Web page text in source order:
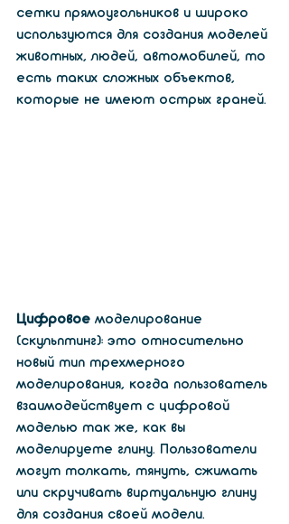
сетки прямоугольников и широко
используются для создания моделей
животных, людей, автомобилей, то
есть таких сложных объектов,
которые не имеют острых граней.
Цифровое моделирование
(скульптинг): это относительно
новый тип трехмерного
моделирования, когда пользователь
взаимодействует с цифровой
моделью так же, как вы
моделируете глину. Пользователи
могут толкать, тянуть, сжимать
или скручивать виртуальную глину
для создания своей модели.